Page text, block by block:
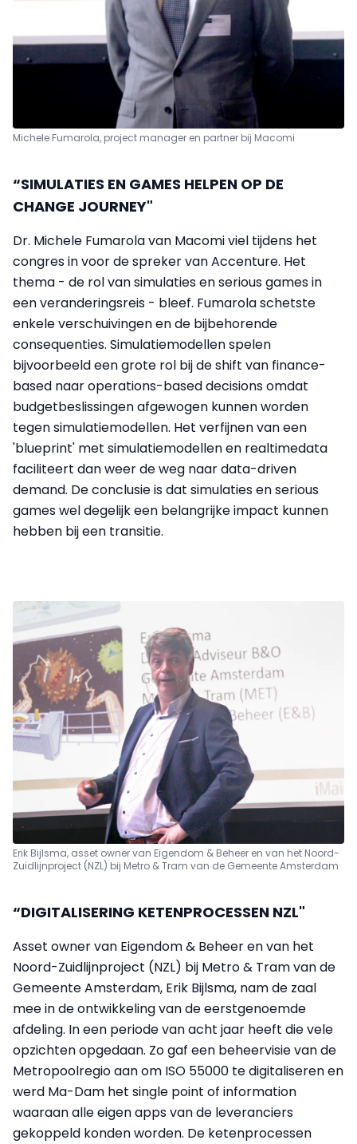
Michele Fumarola, project manager en partner bij Macomi
“SIMULATIES EN GAMES HELPEN OP DE
CHANGE JOURNEY"
Dr. Michele Fumarola van Macomi viel tijdens het
congres in voor de spreker van Accenture. Het
thema - de rol van simulaties en serious games in
een veranderingsreis - bleef. Fumarola schetste
enkele verschuivingen en de bijbehorende
consequenties. Simulatiemodellen spelen
bijvoorbeeld een grote rol bij de shift van finance-
based naar operations-based decisions omdat
budgetbeslissingen afgewogen kunnen worden
tegen simulatiemodellen. Het verfijnen van een
'blueprint' met simulatiemodellen en realtimedata
faciliteert dan weer de weg naar data-driven
demand. De conclusie is dat simulaties en serious
games wel degelijk een belangrijke impact kunnen
hebben bij een transitie.
Erik Bijlsma, asset owner van Eigendom & Beheer en van het Noord-
Zuidlijnproject (NZL) bij Metro & Tram van de Gemeente Amsterdam
“DIGITALISERING KETENPROCESSEN NZL"
Asset owner van Eigendom & Beheer en van het
Noord-Zuidlijnproject (NZL) bij Metro & Tram van de
Gemeente Amsterdam, Erik Bijlsma, nam de zaal
mee in de ontwikkeling van de eerstgenoemde
afdeling. In een periode van acht jaar heeft die vele
opzichten opgedaan. Zo gaf een beheervisie van de
Metropoolregio aan om ISO 55000 te digitaliseren en
werd Ma-Dam het single point of information
waaraan alle eigen apps van de leveranciers
gekoppeld konden worden. De ketenprocessen